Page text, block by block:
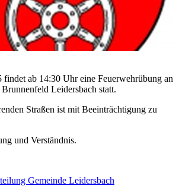
findet ab 14:30 Uhr eine Feuerwehrübung an
Leidersbach statt.
Straßen ist mit Beeinträchtigung zu
und Verständnis.
Gemeinde Leidersbach